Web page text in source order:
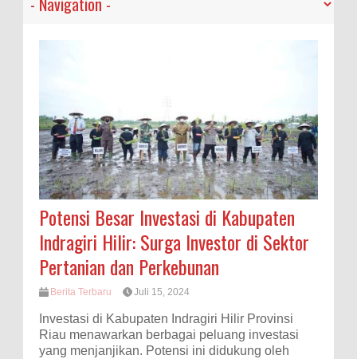
Potensi Besar Investasi di Kabupaten
Indragiri Hilir: Surga Investor di Sektor
Pertanian dan Perkebunan
Berita Terbaru Juli 15, 2024
Investasi di Kabupaten Indragiri Hilir Provinsi
Riau menawarkan berbagai peluang investasi
yang menjanjikan. Potensi ini didukung oleh